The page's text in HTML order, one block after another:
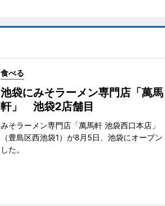
食べる
池袋にみそラーメン専門店「萬馬
軒」 池袋2店舗目
みそラーメン専門店「萬馬軒 池袋西口本店」
（豊島区西池袋1）が8月5日、池袋にオープン
した。